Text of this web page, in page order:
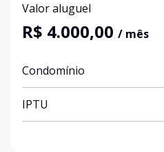
Valor aluguel
R$ 4.000,00 / mês
Condomínio
IPTU